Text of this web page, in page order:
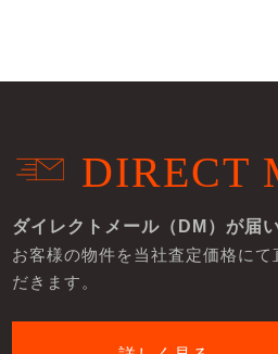
DIRECT
ダイレクトメール（DM）が届
お客様の物件を当社査定価格に
だきます。